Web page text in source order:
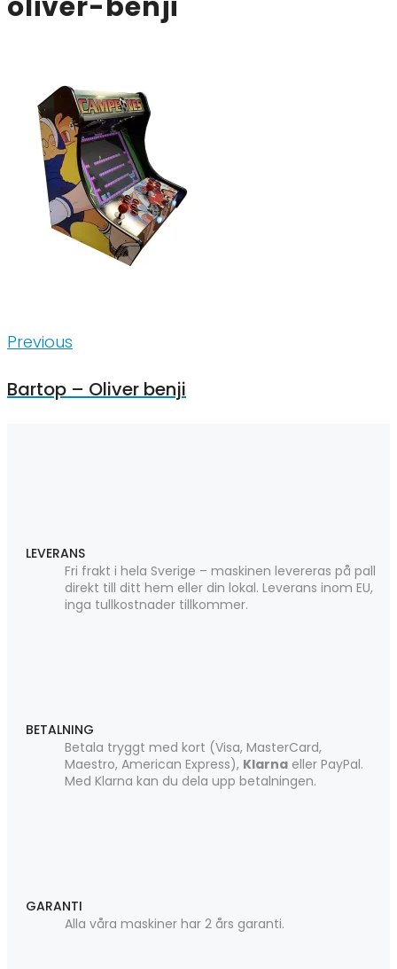
Inläggsnavigering
Previous
Previous
Bartop – Oliver benji
LEVERANS
Fri frakt i hela Sverige – maskinen levereras på pall
direkt till ditt hem eller din lokal. Leverans inom EU,
inga tullkostnader tillkommer.
BETALNING
Betala tryggt med kort (Visa, MasterCard,
Maestro, American Express), Klarna eller PayPal.
Med Klarna kan du dela upp betalningen.
GARANTI
Alla våra maskiner har 2 års garanti.